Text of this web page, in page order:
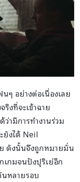
ๆ อย่างต่อเนื่องเลย
ริงที่จะเข้าฉาย
ว่ามีการทำงานร่วม
ยังได้ Neil
ดังนั้นจึงถูกหมายมั่น
เกมจนปังปุริเย่อีก
นหลายรอบ